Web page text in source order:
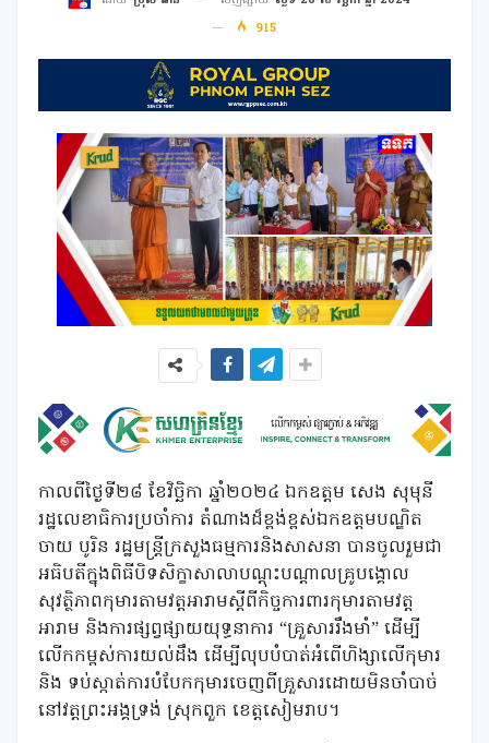
915
កាលពីថ្ងៃទី២៨ ខែវិច្ឆិកា ឆ្នាំ២០២៤ ឯកឧត្តម សេង សុមុនី
រដ្ឋលេខាធិការប្រចាំការ តំណាងដ៏ខ្ពង់ខ្ពស់ឯកឧត្តមបណ្ឌិត
ចាយ បូរិន រដ្ឋមន្ត្រីក្រសួងធម្មការនិងសាសនា បានចូលរួមជា
អធិបតីក្នុងពិធីបិទសិក្ខាសាលាបណ្តុះបណ្តាលគ្រូបង្គោល
សុវត្ថិភាពកុមារតាមវត្តអារាមស្តីពីកិច្ចការពារកុមារតាមវត្ត
អារាម និងការផ្សព្វផ្សាយយុទ្ធនាការ “គ្រួសាររឹងមាំ” ដើម្បី
លើកកម្ពស់ការយល់ដឹង ដើម្បីលុបបំបាត់អំពើហិង្សាលើកុមារ
និង ទប់ស្កាត់ការបំបែកកុមារចេញពីគ្រួសារដោយមិនចាំបាច់
នៅវត្តព្រះអង្គទ្រង់ ស្រុកពួក ខេត្តសៀមរាប។